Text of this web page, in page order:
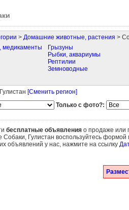
> Домашние животные, растения >
медикаменты
Грызуны
Рыбки, аквариумы
Рептилии
Земноводные
[Сменить регион]
Только с фото?:
бесплатные объявленияо продаже или
Гулистан воспользуйтесь формой
объявлений у нас, нажмите на ссылку